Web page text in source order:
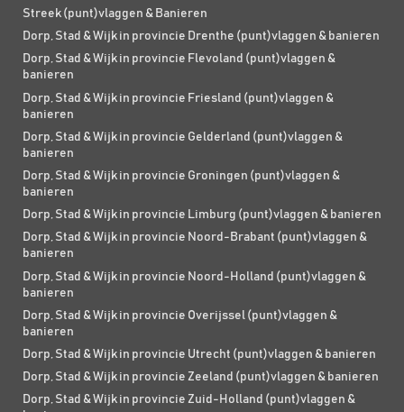
Streek (punt)vlaggen & Banieren
Dorp, Stad & Wijk in provincie Drenthe (punt)vlaggen & banieren
Dorp, Stad & Wijk in provincie Flevoland (punt)vlaggen &
banieren
Dorp, Stad & Wijk in provincie Friesland (punt)vlaggen &
banieren
Dorp, Stad & Wijk in provincie Gelderland (punt)vlaggen &
banieren
Dorp, Stad & Wijk in provincie Groningen (punt)vlaggen &
banieren
Dorp, Stad & Wijk in provincie Limburg (punt)vlaggen & banieren
Dorp, Stad & Wijk in provincie Noord-Brabant (punt)vlaggen &
banieren
Dorp, Stad & Wijk in provincie Noord-Holland (punt)vlaggen &
banieren
Dorp, Stad & Wijk in provincie Overijssel (punt)vlaggen &
banieren
Dorp, Stad & Wijk in provincie Utrecht (punt)vlaggen & banieren
Dorp, Stad & Wijk in provincie Zeeland (punt)vlaggen & banieren
Dorp, Stad & Wijk in provincie Zuid-Holland (punt)vlaggen &